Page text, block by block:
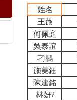
姓名
王薇
何佩庭
吳泰誼
刁鵬
施美鈺
陳建銘
林妍?